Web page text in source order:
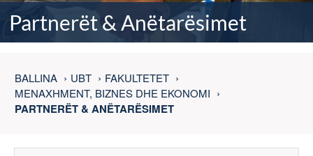
Partnerët & Anëtarësimet
BALLINA UBT
FAKULTETET
MENAXHMENT, BIZNES DHE EKONOMI
PARTNERËT & ANËTARËSIMET